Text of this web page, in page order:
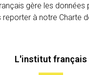
gère les données
reporter à notre Charte
L'institut français